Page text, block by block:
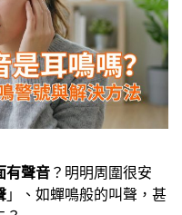
有聲音 ？明明周圍很安
」、如蟬鳴般的叫聲，甚